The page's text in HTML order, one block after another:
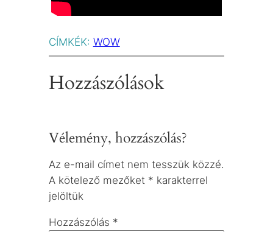
CÍMKÉK: WOW
Hozzászólások
Vélemény, hozzászólás?
Az e-mail címet nem tesszük közzé.
A kötelező mezőket * karakterrel
jelöltük
Hozzászólás *